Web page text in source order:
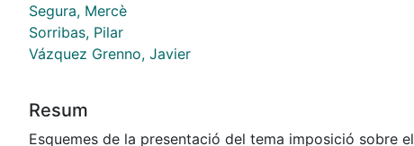
Segura, Mercè
Sorribas, Pilar
Vázquez Grenno, Javier
Resum
Esquemes de la presentació del tema imposició sobre el